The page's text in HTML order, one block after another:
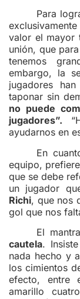
Para
valor el mayor
unión, que
tenemos
embargo, la
jugadores
taponar sin
no puede
jugadores”.
ayudarnos en
En
equipo,
que se debe
un jugador
Richi, que nos
gol que nos
El
cautela.
nada hecho y
los cimientos
efecto, entre
amarillo